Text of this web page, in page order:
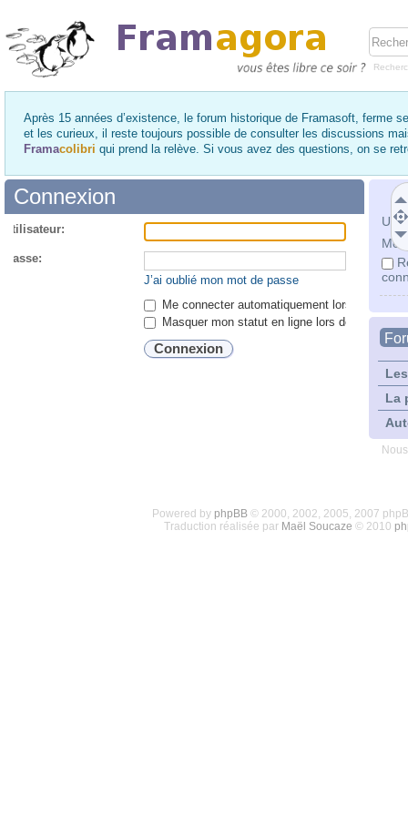
Après 15 années d’existence, le forum historique de Framasoft, ferme
et les curieux, il reste toujours possible de consulter les discussions
Framacolibri qui prend la relève. Si vous avez des questions, on se
Mot
La
Connexion
passe:
J’ai oublié mon mot de passe
Me connecter automatiquement lors de
Masquer mon statut en ligne lors de cette
Powered by phpBB© 2000, 2002, 2005, 2007
Traduction réalisée par Maël Soucaze © 2010